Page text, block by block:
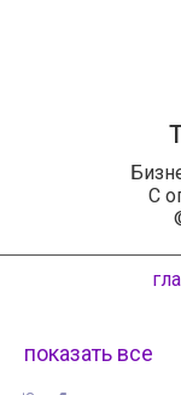
С
показать все